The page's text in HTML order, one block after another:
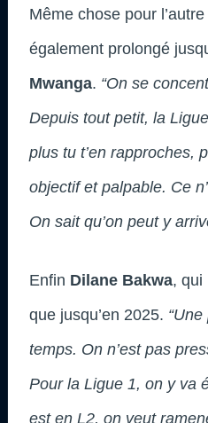
Même chose pour
également prolongé
Mwanga. “On se
Depuis tout petit, la
plus tu t’en rapproches,
objectif et palpable. Ce
On sait qu’on peut y
Enfin Dilane Bakwa, qui
que jusqu’en 2025.
temps. On n’est pas
Pour la Ligue 1, on y va
est en L2, on veut